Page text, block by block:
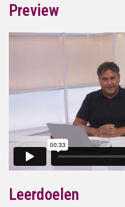
Preview
Leerdoelen